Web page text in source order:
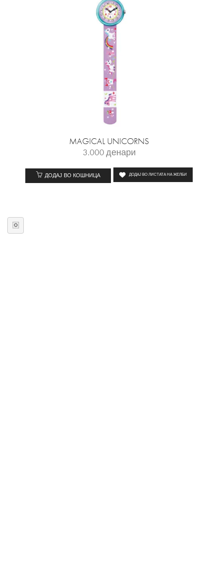
MAGICAL UNICORNS
3.000денари
ДОДАЈ ВО КОШНИЦА ДОДАЈ ВО ЛИСТАТА НА ЖЕЛБИ